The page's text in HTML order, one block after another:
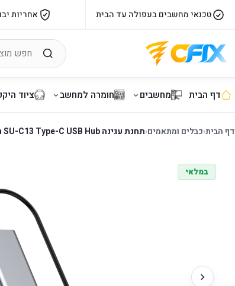
טכנאי מחשבים בעפולה עד הבית אחריות
דף הבית מחשבים חומרה למחשב ציוד
דף הבית‹כבלים ומתאמים‹תחנת עגינה Goldtouch SU-C13 Type-C USB Hub
במלאי